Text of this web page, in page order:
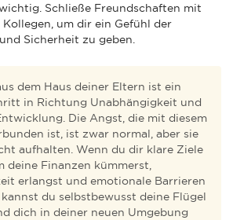
Schließe Freundschaften mit
um dir ein Gefühl der
Sicherheit zu geben.
dem Haus deiner Eltern ist ein
in Richtung Unabhängigkeit und
Die Angst, die mit diesem
ist, ist zwar normal, aber sie
aufhalten. Wenn du dir klare Ziele
deine Finanzen kümmerst,
erlangst und emotionale Barrieren
du selbstbewusst deine Flügel
dich in deiner neuen Umgebung